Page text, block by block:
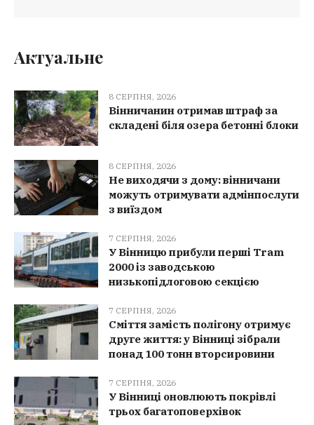
Актуальне
8 СЕРПНЯ, 2026
Вінничанин отримав штраф за
складені біля озера бетонні блоки
8 СЕРПНЯ, 2026
Не виходячи з дому: вінничани
можуть отримувати адмінпослуги
з виїздом
7 СЕРПНЯ, 2026
У Вінницю прибули перші Tram
2000 із заводською
низькопідлоговою секцією
7 СЕРПНЯ, 2026
Сміття замість полігону отримує
друге життя: у Вінниці зібрали
понад 100 тонн вторсировини
7 СЕРПНЯ, 2026
У Вінниці оновлюють покрівлі
трьох багатоповерхівок